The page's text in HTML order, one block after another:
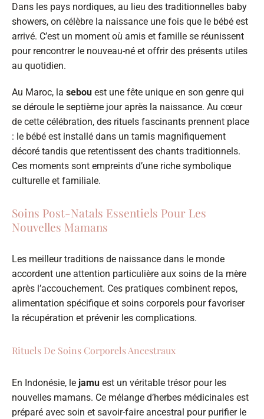
Dans les pays nordiques, au lieu des traditionnelles baby
showers, on célèbre la naissance une fois que le bébé est
arrivé. C’est un moment où amis et famille se réunissent
pour rencontrer le nouveau-né et offrir des présents utiles
au quotidien.
Au Maroc, la sebou est une fête unique en son genre qui
se déroule le septième jour après la naissance. Au cœur
de cette célébration, des rituels fascinants prennent place
: le bébé est installé dans un tamis magnifiquement
décoré tandis que retentissent des chants traditionnels.
Ces moments sont empreints d’une riche symbolique
culturelle et familiale.
Soins Post-Natals Essentiels Pour Les
Nouvelles Mamans
Les meilleur traditions de naissance dans le monde
accordent une attention particulière aux soins de la mère
après l’accouchement. Ces pratiques combinent repos,
alimentation spécifique et soins corporels pour favoriser
la récupération et prévenir les complications.
Rituels De Soins Corporels Ancestraux
En Indonésie, le jamu est un véritable trésor pour les
nouvelles mamans. Ce mélange d’herbes médicinales est
préparé avec soin et savoir-faire ancestral pour purifier le